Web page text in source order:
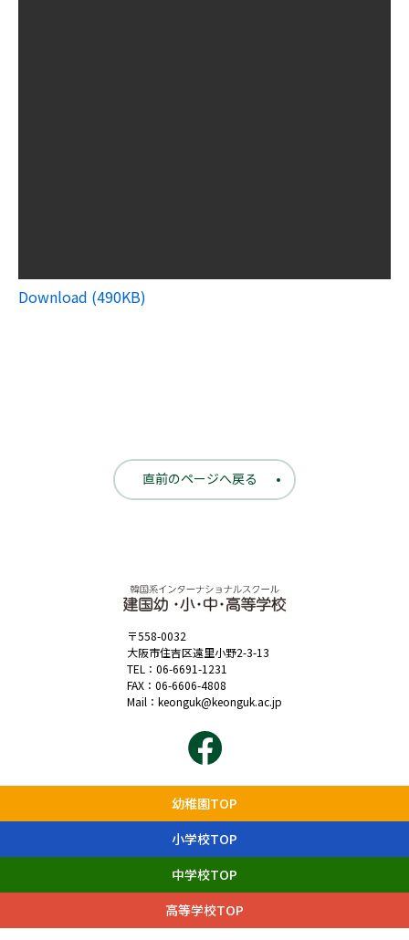
Download (490KB)
直前のページへ戻る
〒558-0032
大阪市住吉区遠里小野2-3-13
TEL： 06-6691-1231
FAX：06-6606-4808
Mail： keonguk@keonguk.ac.jp
幼稚園TOP
小学校TOP
中学校TOP
高等学校TOP